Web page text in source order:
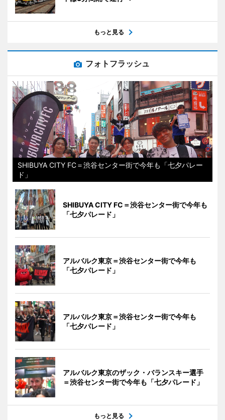
もっと見る
フォトフラッシュ
SHIBUYA CITY FC＝渋谷センター街で今年も「七夕パレー
ド」
SHIBUYA CITY FC＝渋谷センター街で今年も
「七夕パレード」
アルバルク東京＝渋谷センター街で今年も
「七夕パレード」
アルバルク東京＝渋谷センター街で今年も
「七夕パレード」
アルバルク東京のザック・バランスキー選手
＝渋谷センター街で今年も「七夕パレード」
もっと見る